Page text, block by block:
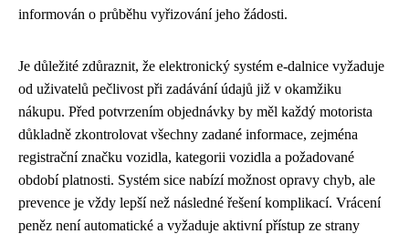
informován o průběhu vyřizování jeho žádosti.
Je důležité zdůraznit, že elektronický systém e-dalnice vyžaduje
od uživatelů pečlivost při zadávání údajů již v okamžiku
nákupu. Před potvrzením objednávky by měl každý motorista
důkladně zkontrolovat všechny zadané informace, zejména
registrační značku vozidla, kategorii vozidla a požadované
období platnosti. Systém sice nabízí možnost opravy chyb, ale
prevence je vždy lepší než následné řešení komplikací. Vrácení
peněz není automatické a vyžaduje aktivní přístup ze strany